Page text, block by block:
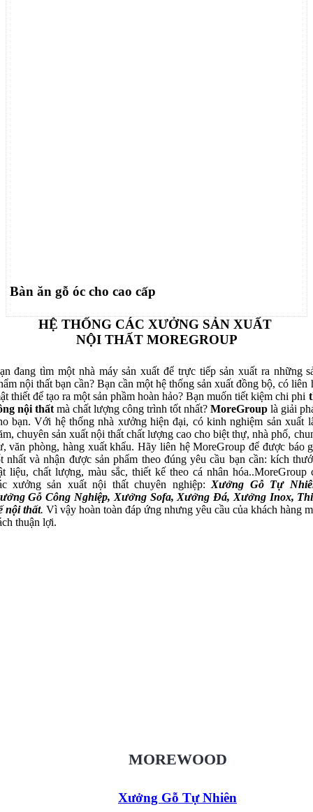
Bàn ăn gỗ óc cho cao cấp
HỆ THỐNG CÁC XƯỞNG SẢN XUẤT
NỘI THẤT MOREGROUP
đang tìm một nhà máy sản xuất để trực tiếp sản xuất ra những
nội thất bạn cần? Bạn cần một hệ thống sản xuất đồng bộ, có liên
thiết để tạo ra một sản phầm hoàn hảo? Bạn muốn tiết kiệm chi phi
nội thấtmà chất lượng công trình tốt nhất? MoreGrouplà giải
bạn. Với hệ thống nhà xưởng hiện đại, có kinh nghiệm sản xuất
chuyên sản xuất nội thất chất lượng cao cho biệt thự, nhà phố,
văn phòng, hàng xuất khẩu. Hãy liên hệ MoreGroup để được báo
nhất và nhận được sản phẩm theo đúng yêu cầu bạn cần: kích
liệu, chất lượng, màu sắc, thiết kế theo cá nhân hóa..MoreGroup
xưởng sản xuất nội thất chuyên nghiệp: Xưởng Gỗ Tự
Gỗ Công Nghiệp, Xưởng Sofa, Xưởng Đá, Xưởng Inox,
nội thất. Vì vậy hoàn toàn đáp ứng nhưng yêu cầu của khách hàng
thuận lợi.
MOREWOOD
Xưởng Gỗ Tự Nhiên